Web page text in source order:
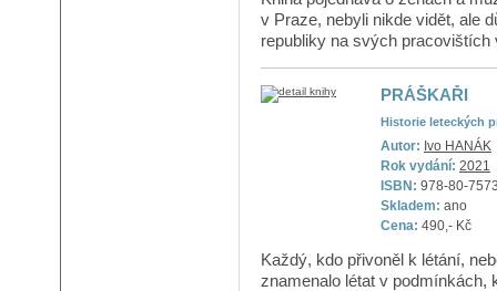
v Praze, nebyli nikde vidět, ale
republiky na svých
PRÁŠKAŘI
Historie leteckých
Autor: Ivo HANÁK
Rok vydání: 2021
ISBN: 978-80-
Skladem: ano
Cena: 490,- Kč
Každý, kdo přivoněl k létání,
znamenalo létat v podmínkách,